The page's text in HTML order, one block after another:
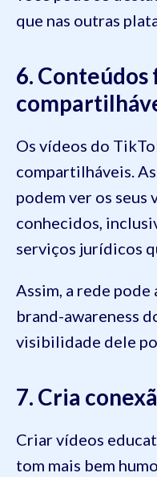
que nas outras
6.
Os vídeos do
compartilháveis.
podem ver os seus
conhecidos,
serviços jurídicos
Assim, a rede pode
brand-awareness
visibilidade dele
7. Cria
Criar vídeos
tom mais bem